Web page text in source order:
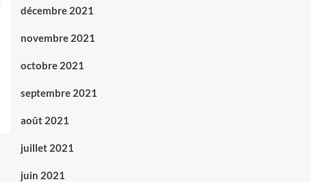
décembre 2021
novembre 2021
octobre 2021
septembre 2021
août 2021
juillet 2021
juin 2021